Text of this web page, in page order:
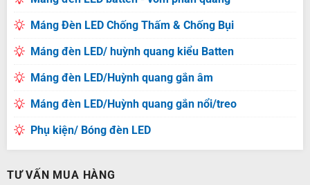
Máng Đèn LED Chống Thấm & Chống Bụi
Máng đèn LED/ huỳnh quang kiểu Batten
Máng đèn LED/Huỳnh quang gắn âm
Máng đèn LED/Huỳnh quang gắn nổi/treo
Phụ kiện/ Bóng đèn LED
TƯ VẤN MUA HÀNG